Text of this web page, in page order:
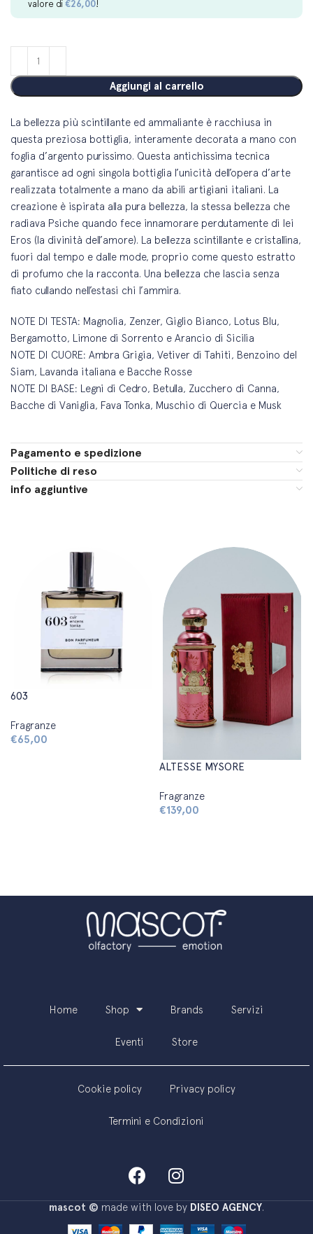
valore di€26,00!
Aggiungi al carrello
La bellezza più scintillante ed ammaliante è racchiusa in
questa preziosa bottiglia, interamente decorata a mano con
foglia d’argento purissimo. Questa antichissima tecnica
garantisce ad ogni singola bottiglia l’unicità dell’opera d’arte
realizzata totalmente a mano da abili artigiani italiani. La
creazione è ispirata alla pura bellezza, la stessa bellezza che
radiava Psiche quando fece innamorare perdutamente di lei
Eros (la divinità dell’amore). La bellezza scintillante e cristallina,
fuori dal tempo e dalle mode, proprio come questo estratto
di profumo che la racconta. Una bellezza che lascia senza
fiato cullando nell’estasi chi l’ammira.
NOTE DI TESTA: Magnolia, Zenzer, Giglio Bianco, Lotus Blu,
Bergamotto, Limone di Sorrento e Arancio di Sicilia
NOTE DI CUORE: Ambra Grigia, Vetiver di Tahiti, Benzoino del
Siam, Lavanda italiana e Bacche Rosse
NOTE DI BASE: Legni di Cedro, Betulla, Zucchero di Canna,
Bacche di Vaniglia, Fava Tonka, Muschio di Quercia e Musk
Pagamento e spedizione
Politiche di reso
info aggiuntive
603
Fragranze
€65,00
ALTESSE MYSORE
Fragranze
€139,00
Home Shop Brands Servizi
Eventi Store
Cookie policy Privacy policy
Termini e Condizioni
mascot © made with love by DISEO AGENCY.